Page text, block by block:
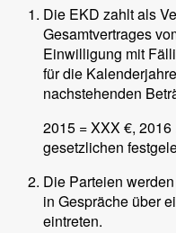
Die EKD zahlt als
Gesamtvertrages
Einwilligung mit
für die
nachstehenden
2015 = XXX €,
gesetzlichen
Die Parteien
in Gespräche über
eintreten.